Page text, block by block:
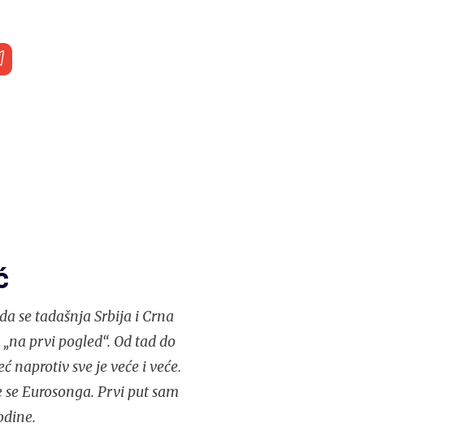
se tadašnja Srbija i Crna
prvi pogled“. Od tad do
naprotiv sve je veće i veće.
Eurosonga. Prvi put sam